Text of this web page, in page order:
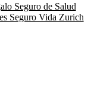
Seguro de Salud
Seguro Vida Zurich